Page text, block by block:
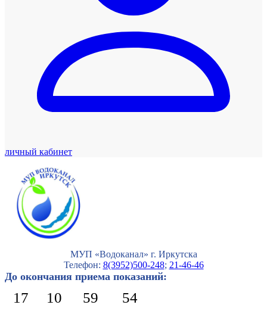
личный кабинет
МУП «Водоканал» г. Иркутска
Телефон: 8(3952)500-248; 21-46-46
До окончания приема показаний:
17 10 59 53